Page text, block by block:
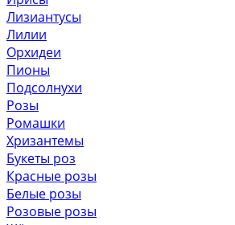
Лизиантусы
Лилии
Орхидеи
Пионы
Подсолнухи
Розы
Ромашки
Хризантемы
Букеты роз
Красные розы
Белые розы
Розовые розы